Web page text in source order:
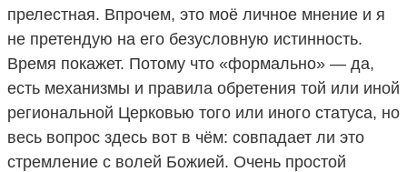
прелестная. Впрочем, это моё личное мнение и я
не претендую на его безусловную истинность.
Время покажет. Потому что «формально» — да,
есть механизмы и правила обретения той или иной
региональной Церковью того или иного статуса, но
весь вопрос здесь вот в чём: совпадает ли это
стремление с волей Божией. Очень простой